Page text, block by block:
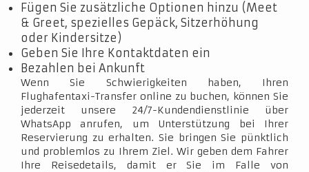
Fügen Sie zusätzliche Optionen hinzu (Meet
& Greet, spezielles Gepäck, Sitzerhöhung
oder Kindersitze)
Geben Sie Ihre Kontaktdaten ein
Bezahlen bei Ankunft
Wenn Sie Schwierigkeiten haben, Ihren
Flughafentaxi-Transfer online zu buchen, können Sie
jederzeit unsere 24/7-Kundendienstlinie über
WhatsApp anrufen, um Unterstützung bei Ihrer
Reservierung zu erhalten. Sie bringen Sie pünktlich
und problemlos zu Ihrem Ziel. Wir geben dem Fahrer
Ihre Reisedetails, damit er Sie im Falle von